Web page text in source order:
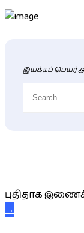
இயக்கப் பெயர்
புதிதாக
→